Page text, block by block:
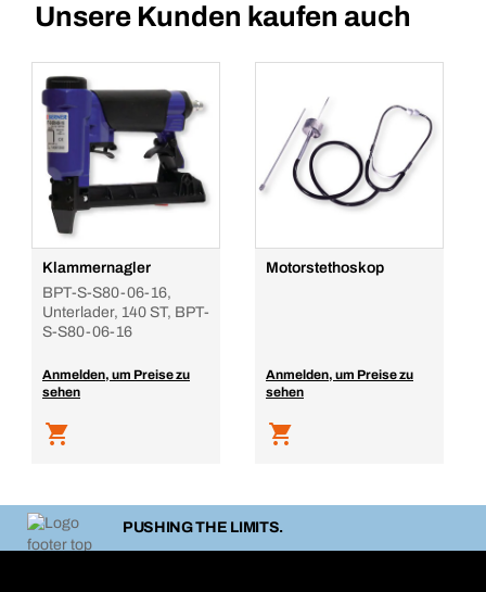
Unsere Kunden kaufen auch
Klammernagler
BPT-S-S80-06-16,
Unterlader, 140 ST, BPT-
S-S80-06-16
Anmelden, um Preise zu
sehen
Motorstethoskop
Anmelden, um Preise zu
sehen
PUSHING THE LIMITS.